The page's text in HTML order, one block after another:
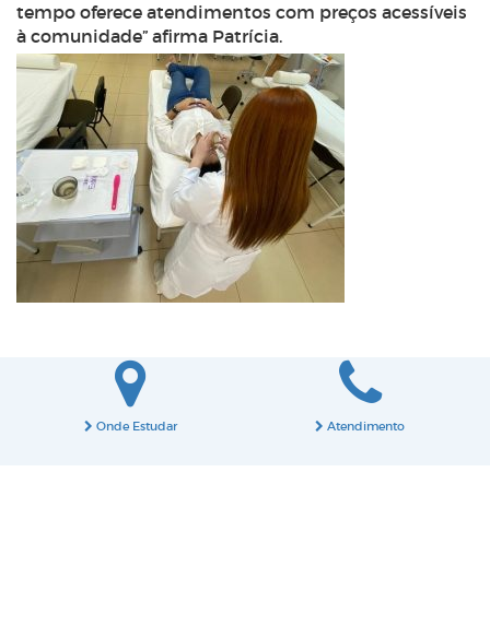
tempo oferece atendimentos com preços acessíveis
à comunidade” afirma Patrícia.
Onde Estudar Atendimento